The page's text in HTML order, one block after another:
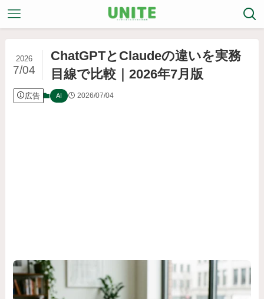
ChatGPTとClaudeの違いを実務
目線で比較｜2026年7月版
2026
7/04
広告 AI 2026/07/04